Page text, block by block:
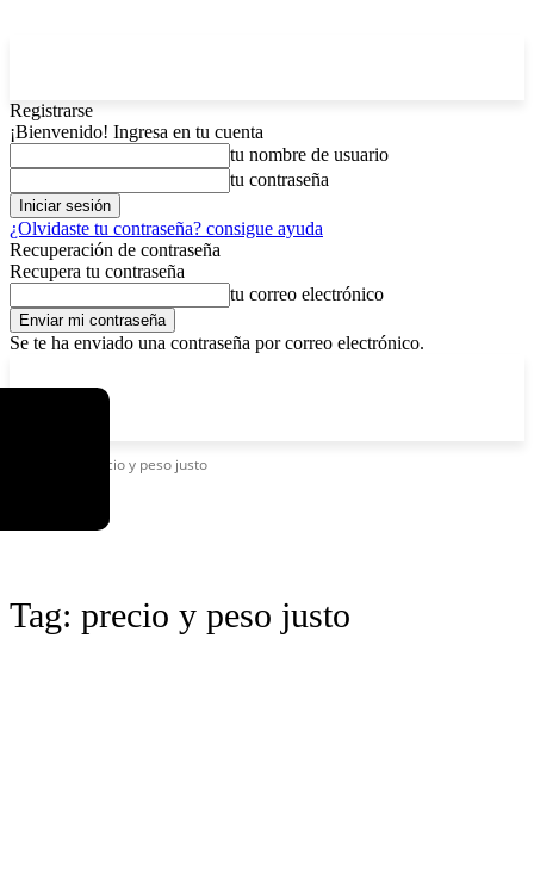
Registrarse
¡Bienvenido! Ingresa en tu cuenta
tu nombre de usuario
tu contraseña
¿Olvidaste tu contraseña? consigue ayuda
Recuperación de contraseña
Recupera tu contraseña
tu correo electrónico
Se te ha enviado una contraseña por correo electrónico.
Precio y peso justo
Tag: precio y peso justo